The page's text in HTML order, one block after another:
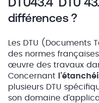
différences ?
Les DTU (Documents
des normes
œuvre des travaux
Concernant
plusieurs DTU
son domaine